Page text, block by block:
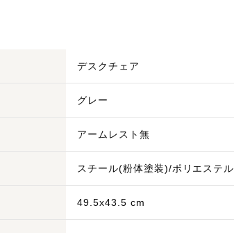
デスクチェア
グレー
アームレスト無
スチール(粉体塗装)/ポリエステル
49.5x43.5 cm